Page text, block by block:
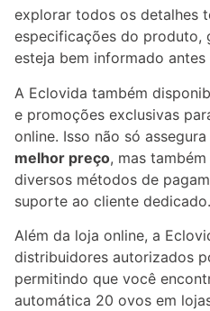
explorar todos os detalhes
especificações do produto,
esteja bem informado
A Eclovida também
e promoções exclusivas
online. Isso não só
melhor preço, mas
diversos métodos de
suporte ao cliente dedicado.
Além da loja online, a
distribuidores autorizados
permitindo que você
automática 20 ovos em